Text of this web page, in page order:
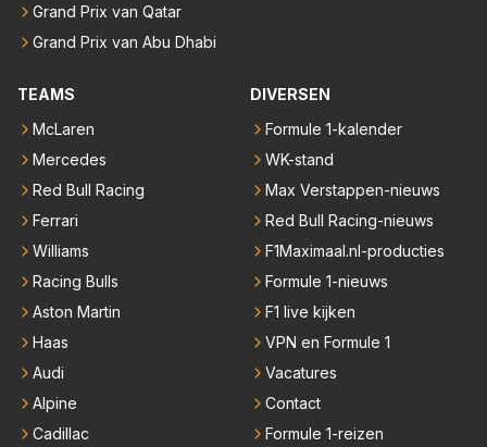
Grand Prix van Qatar
Grand Prix van Abu Dhabi
TEAMS
McLaren
Mercedes
Red Bull Racing
Ferrari
Williams
Racing Bulls
Aston Martin
Haas
Audi
Alpine
Cadillac
DIVERSEN
Formule 1-kalender
WK-stand
Max Verstappen-nieuws
Red Bull Racing-nieuws
F1Maximaal.nl-producties
Formule 1-nieuws
F1 live kijken
VPN en Formule 1
Vacatures
Contact
Formule 1-reizen